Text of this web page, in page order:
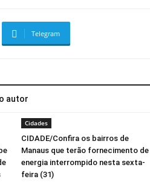
Telegram
autor
Cidades
CIDADE/Confira os bairros de
Manaus que terão fornecimento de
energia interrompido nesta sexta-
feira (31)